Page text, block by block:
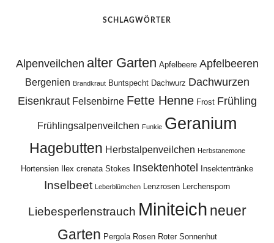
SCHLAGWÖRTER
Alpenveilchen alter Garten Apfelbeere Apfelbeeren
Bergenien Brandkraut Buntspecht Dachwurz Dachwurzen
Eisenkraut Felsenbirne Fette Henne Frost Frühling
Frühlingsalpenveilchen Funkie Geranium
Hagebutten Herbstalpenveilchen Herbstanemone
Hortensien Ilex crenata Stokes Insektenhotel Insektentränke
Inselbeet Leberblümchen Lenzrosen Lerchensporn
Liebesperlenstrauch Miniteich neuer
Garten Pergola Rosen Roter Sonnenhut